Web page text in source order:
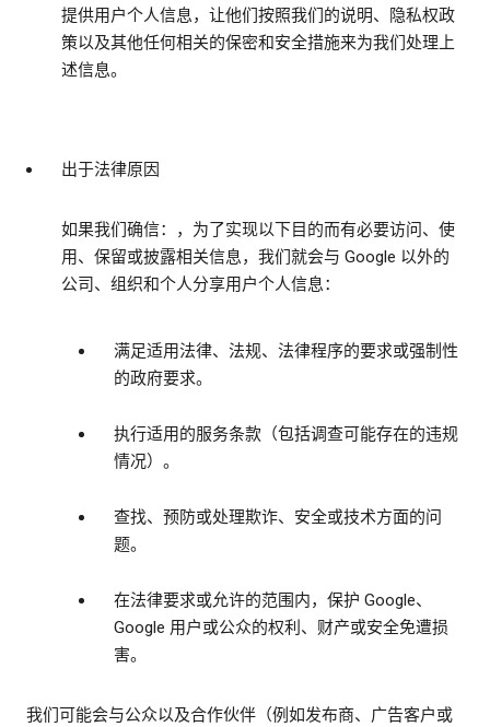
提供用户个人信息，让他们按照我们的说明、隐私权政
策以及其他任何相关的保密和安全措施来为我们处理上
述信息。
出于法律原因
如果我们确信：，为了实现以下目的而有必要访问、使
用、保留或披露相关信息，我们就会与 Google 以外的
公司、组织和个人分享用户个人信息：
满足适用法律、法规、法律程序的要求或强制性
的政府要求。
执行适用的服务条款（包括调查可能存在的违规
情况）。
查找、预防或处理欺诈、安全或技术方面的问
题。
在法律要求或允许的范围内，保护 Google、
Google 用户或公众的权利、财产或安全免遭损
害。
我们可能会与公众以及合作伙伴（例如发布商、广告客户或